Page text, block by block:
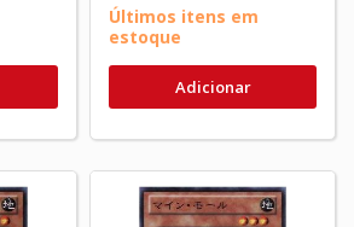
Últimos itens em
estoque
Adicionar